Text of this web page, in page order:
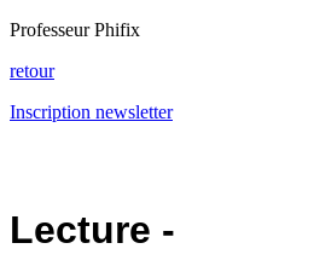
Professeur Phifix
retour
Inscription newsletter
Lecture -